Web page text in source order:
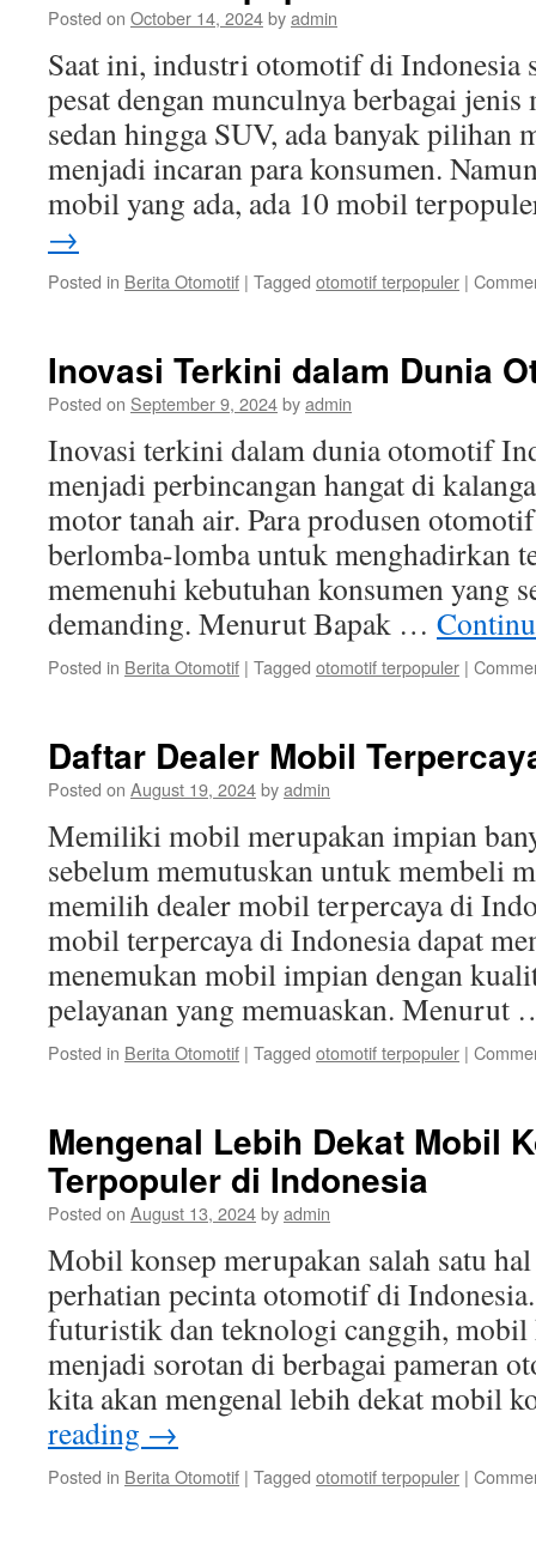
Posted on October 14, 2024byadmin
Saat ini, industri otomotif di Indonesia
pesat dengan munculnya berbagai
sedan hingga SUV, ada banyak pilihan
menjadi incaran para konsumen.
mobil yang ada, ada 10 mobil
→
Posted in Berita Otomotif | Tagged otomotif terpopuler |
Inovasi Terkini dalam Dunia
Posted on September 9, 2024byadmin
Inovasi terkini dalam dunia otomotif
menjadi perbincangan hangat di
motor tanah air. Para produsen
berlomba-lomba untuk menghadirkan
memenuhi kebutuhan konsumen yang
demanding. Menurut Bapak …
Posted in Berita Otomotif | Tagged otomotif terpopuler |
Daftar Dealer Mobil
Posted on August 19, 2024byadmin
Memiliki mobil merupakan impian
sebelum memutuskan untuk membeli
memilih dealer mobil terpercaya di
mobil terpercaya di Indonesia dapat
menemukan mobil impian dengan
pelayanan yang memuaskan.
Posted in Berita Otomotif | Tagged otomotif terpopuler |
Mengenal Lebih Dekat Mobil
Terpopuler di Indonesia
Posted on August 13, 2024byadmin
Mobil konsep merupakan salah satu
perhatian pecinta otomotif di
futuristik dan teknologi canggih, mobil
menjadi sorotan di berbagai pameran
kita akan mengenal lebih dekat mobil
reading →
Posted in Berita Otomotif | Tagged otomotif terpopuler |